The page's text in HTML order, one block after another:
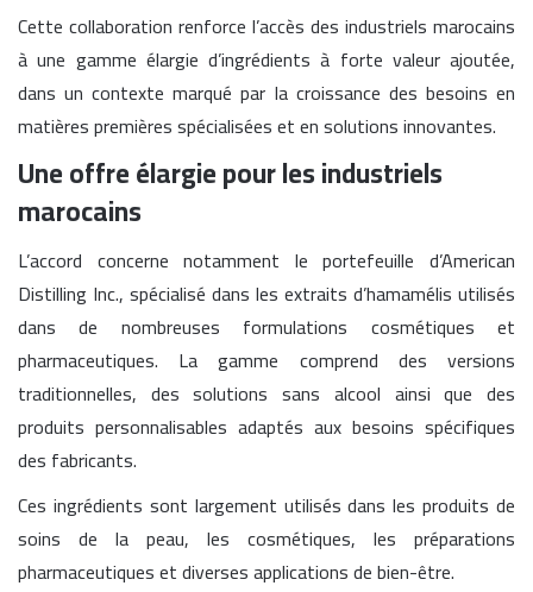
Cette collaboration renforce l’accès des industriels marocains
à une gamme élargie d’ingrédients à forte valeur ajoutée,
dans un contexte marqué par la croissance des besoins en
matières premières spécialisées et en solutions innovantes.
Une offre élargie pour les industriels
marocains
L’accord concerne notamment le portefeuille d’American
Distilling Inc., spécialisé dans les extraits d’hamamélis utilisés
dans de nombreuses formulations cosmétiques et
pharmaceutiques. La gamme comprend des versions
traditionnelles, des solutions sans alcool ainsi que des
produits personnalisables adaptés aux besoins spécifiques
des fabricants.
Ces ingrédients sont largement utilisés dans les produits de
soins de la peau, les cosmétiques, les préparations
pharmaceutiques et diverses applications de bien-être.